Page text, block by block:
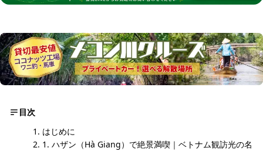
目次
はじめに
1. ハザン（Hà Giang）で絶景満喫｜ベトナム観訪光の名